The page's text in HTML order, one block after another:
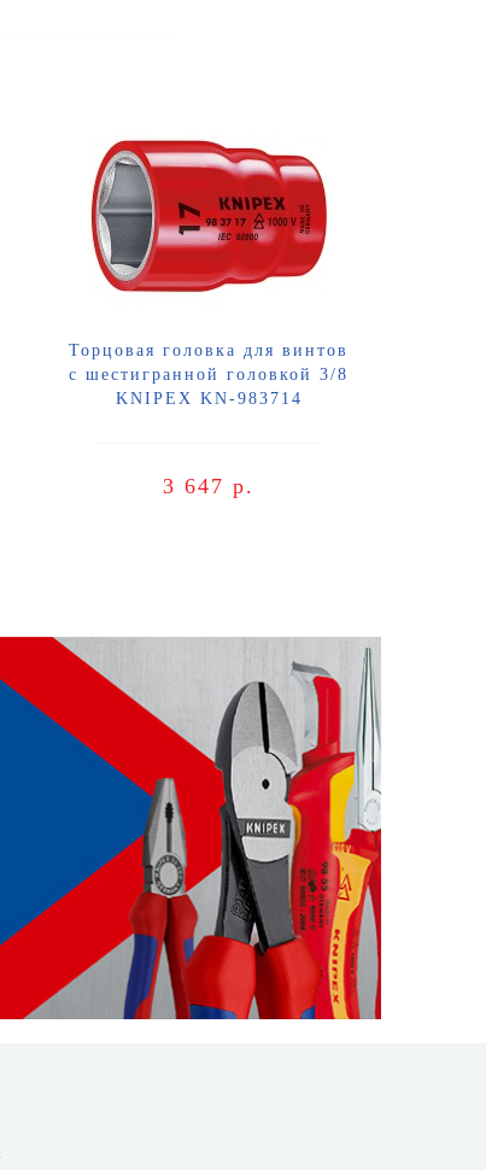
Торцовая головка для винтов
с шестигранной головкой 3/8
KNIPEX KN-983714
3 647 р.